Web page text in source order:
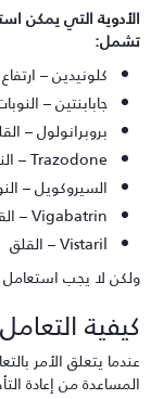
التي يمكن
كلونيدين –
جابابنتين –
بروبرانولول – القلق
Trazodone – النوم
السيروكويل – النوم
Vigabatrin – القلق
Vistaril – القلق
لا يجب استعامل اي
يتعلق الأمر
من إعادة